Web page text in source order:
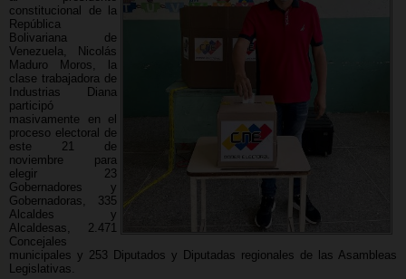
constitucional de la
República
Bolivariana de
Venezuela, Nicolás
Maduro Moros, la
clase trabajadora de
Industrias Diana
participó
masivamente en el
proceso electoral de
este 21 de
noviembre para
elegir 23
Gobernadores y
Gobernadoras, 335
Alcaldes y
Alcaldesas, 2.471
Concejales
municipales y 253 Diputados y Diputadas regionales de las Asambleas
Legislativas.